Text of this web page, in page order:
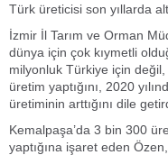
Türk üreticisi son yıllarda
İzmir İl Tarım ve Orman
dünya için çok kıymetli
milyonluk Türkiye için
üretim yaptığını, 2020
üretiminin arttığını dile
Kemalpaşa’da 3 bin 300
yaptığına işaret eden